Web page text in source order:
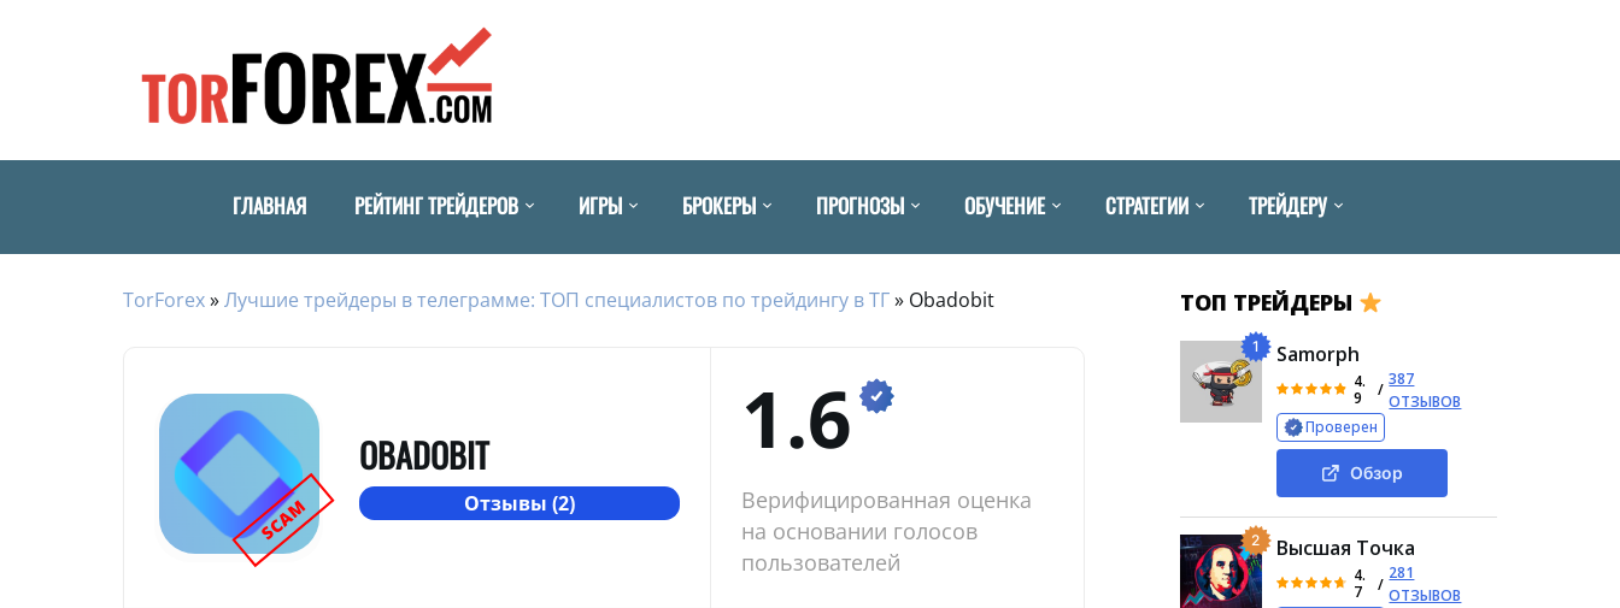
ГЛАВНАЯ РЕЙТИНГ ТРЕЙДЕРОВ ИГРЫ БРОКЕРЫ ПРОГНОЗЫ ОБУЧЕНИЕ СТРАТЕГИИ ТРЕЙДЕРУ
TorForex»Лучшие трейдеры в телеграмме: ТОП специалистов по трейдингу в ТГ» Obadobit
SCAM
OBADOBIT
Отзывы (2)
1.6
Верифицированная оценка
на основании голосов
пользователей
ТОП ТРЕЙДЕРЫ
1 Samorph
4.
9
/
387
ОТЗЫВОВ
Проверен
Обзор
2 Высшая Точка
4.
7
/
281
ОТЗЫВОВ